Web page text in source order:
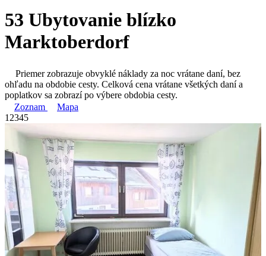
53 Ubytovanie blízko
Marktoberdorf
Priemer zobrazuje obvyklé náklady za noc vrátane daní, bez
ohľadu na obdobie cesty. Celková cena vrátane všetkých daní a
poplatkov sa zobrazí po výbere obdobia cesty.
Zoznam
Mapa
1 2345